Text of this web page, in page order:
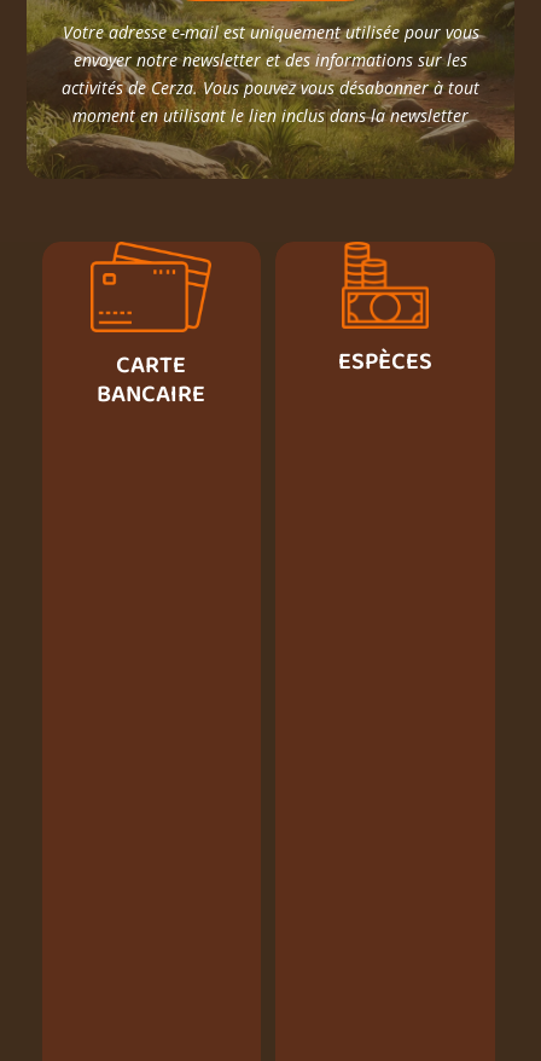
Votre adresse e-mail est uniquement utilisée pour vous
envoyer notre newsletter et des informations sur les
activités de Cerza. Vous pouvez vous désabonner à tout
moment en utilisant le lien inclus dans la newsletter
CARTE
BANCAIRE
ESPÈCES